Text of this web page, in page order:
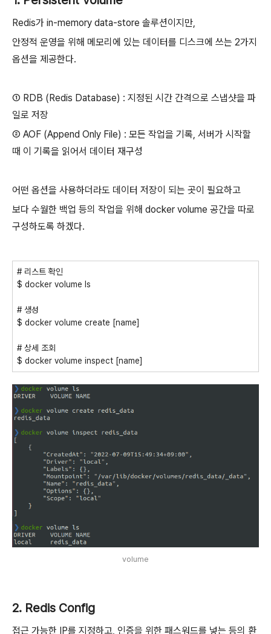
Redis가 in-memory data-store 솔루션이지만,
안정적 운영을 위해 메모리에 있는 데이터를 디스크에 쓰는 2가지
옵션을 제공한다.
① RDB (Redis Database) : 지정된 시간 간격으로 스냅샷을 파
일로 저장
② AOF (Append Only File) : 모든 작업을 기록, 서버가 시작할
때 이 기록을 읽어서 데이터 재구성
어떤 옵션을 사용하더라도 데이터 저장이 되는 곳이 필요하고
보다 수월한 백업 등의 작업을 위해 docker volume 공간을 따로
구성하도록 하겠다.
# 리스트 확인
$ docker volume ls
# 생성
$ docker volume create [name]
# 상세 조회
$ docker volume inspect [name]
volume
2. Redis Config
접근 가능한 IP를 지정하고, 인증을 위한 패스워드를 넣는 등의 환